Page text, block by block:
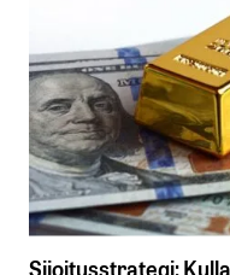
Sijoitusstrategi: